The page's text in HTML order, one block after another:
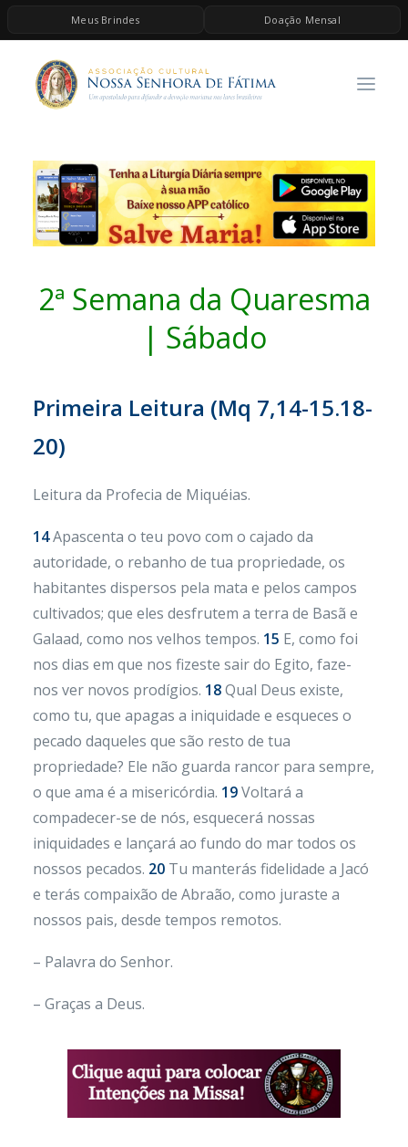
Meus Brindes Doação Mensal
HOME
A ASSOCIAÇÃO
ESPIRITUALIDADE
AS MELHORES MÚSICAS CATÓLICAS
BRINDES
2ª Semana da Quaresma
| Sábado
Primeira Leitura (Mq 7,14-15.18-
20)
Leitura da Profecia de Miquéias.
14Apascenta o teu povo com o cajado da
autoridade, o rebanho de tua propriedade, os
habitantes dispersos pela mata e pelos campos
cultivados; que eles desfrutem a terra de Basã e
Galaad, como nos velhos tempos. 15 E, como foi
nos dias em que nos fizeste sair do Egito, faze-
nos ver novos prodígios. 18Qual Deus existe,
como tu, que apagas a iniquidade e esqueces o
pecado daqueles que são resto de tua
propriedade? Ele não guarda rancor para sempre,
o que ama é a misericórdia. 19Voltará a
compadecer-se de nós, esquecerá nossas
iniquidades e lançará ao fundo do mar todos os
nossos pecados. 20 Tu manterás fidelidade a Jacó
e terás compaixão de Abraão, como juraste a
nossos pais, desde tempos remotos.
– Palavra do Senhor.
– Graças a Deus.